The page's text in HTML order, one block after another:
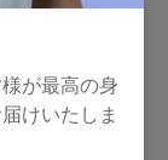
が最高の身
けいたしま